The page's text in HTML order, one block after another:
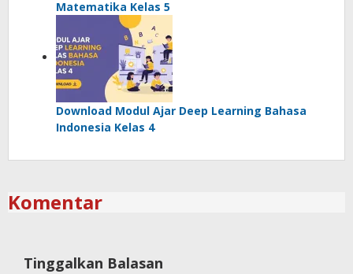
Matematika Kelas 5
Download Modul Ajar Deep Learning Bahasa
Indonesia Kelas 4
Komentar
Tinggalkan Balasan